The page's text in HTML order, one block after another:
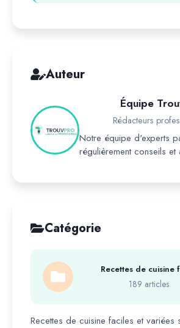
Auteur
Équipe
Rédacteurs
Notre équipe d'experts
régulièrement conseils et
Catégorie
Recettes de cuisine
189 articles
Recettes de cuisine faciles et variées